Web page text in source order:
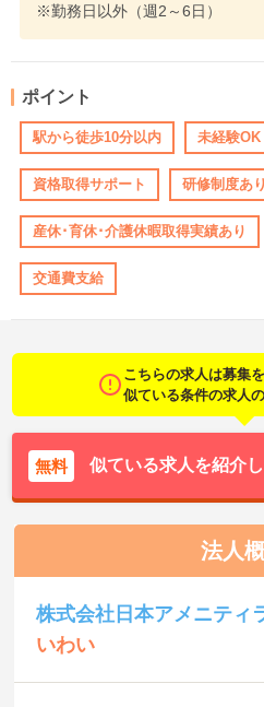
※勤務日以外（週2～6日）
ポイント
駅から徒歩10分以内 未経験OK
資格取得サポート 研修制度あり
産休･育休･介護休暇取得実績あり
交通費支給
こちらの求人は募集
似ている条件の求人
無料 似ている求人を紹介
法人
株式会社日本アメニティ
いわい